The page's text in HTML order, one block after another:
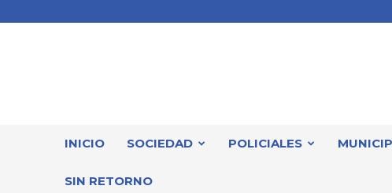
INICIO SOCIEDAD POLICIALES
SIN RETORNO